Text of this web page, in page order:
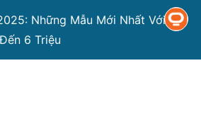
Những Mẫu Mới Nhất Với
6 Triệu